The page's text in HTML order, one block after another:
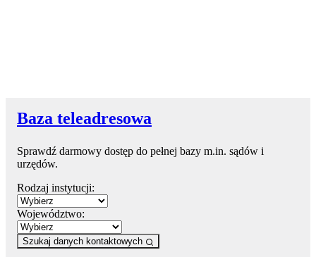
Baza teleadresowa
Sprawdź darmowy dostęp do pełnej bazy m.in. sądów i
urzędów.
Rodzaj instytucji:
Województwo:
Szukaj danych kontaktowych